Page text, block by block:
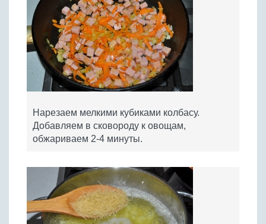
Нарезаем мелкими кубиками колбасу.
Добавляем в сковороду к овощам,
обжариваем 2-4 минуты.